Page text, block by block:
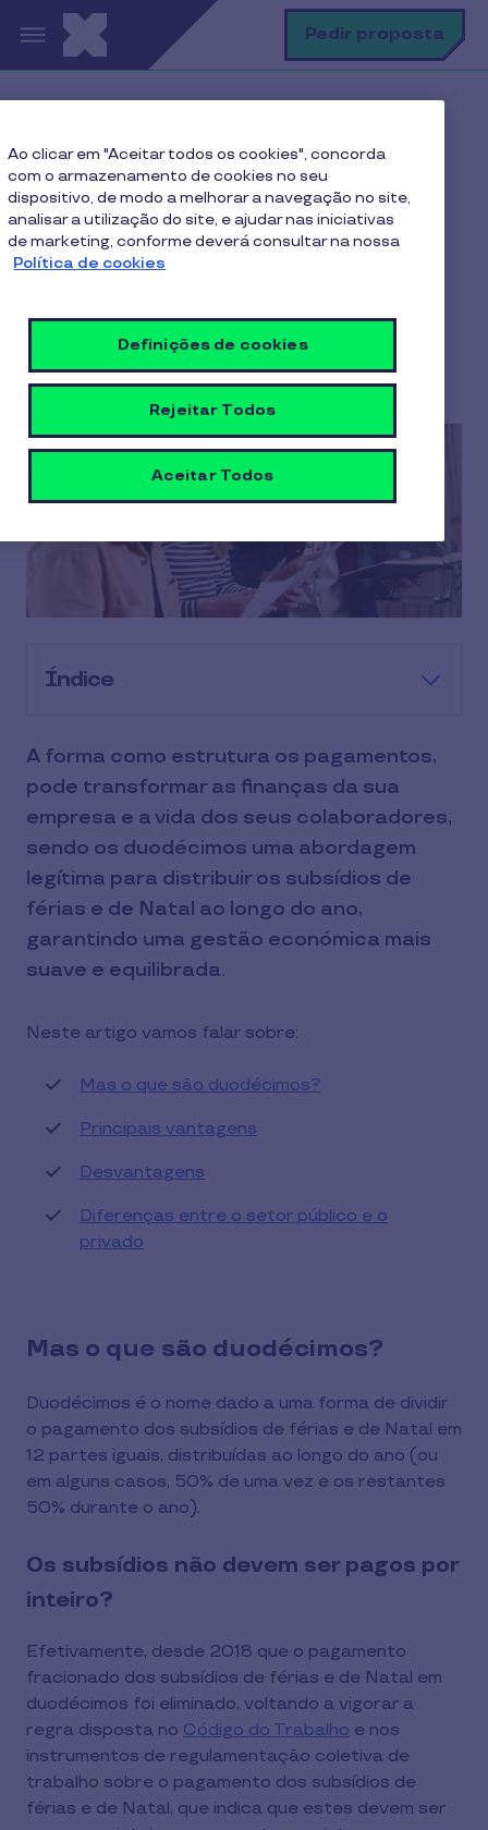
Passar para o conteúdo principalPedir proposta
Duodécimos para um ano financeiramente equilibrado
Duodécimos para um ano
equilibrado
5 min de leitura 21/08/2024
Índice
A forma como estrutura os pagamentos,
pode transformar as finanças da sua
empresa e a vida dos seus colaboradores,
sendo os duodécimos uma abordagem
legítima para distribuir os subsídios de
férias e de Natal ao longo do ano,
garantindo uma gestão económica mais
suave e equilibrada.
Neste artigo vamos falar sobre:
Mas o que são duodécimos?
Principais vantagens
Desvantagens
Diferenças entre o setor público e o
privado
Mas o que são duodécimos?
Duodécimos é o nome dado a uma forma de dividir
o pagamento dos subsídios de férias e de Natal em
12 partes iguais, distribuídas ao longo do ano (ou
em alguns casos, 50% de uma vez e os restantes
50% durante o ano).
Os subsídios não devem ser pagos por
inteiro?
Efetivamente, desde 2018 que o pagamento
fracionado dos subsídios de férias e de Natal em
duodécimos foi eliminado, voltando a vigorar a
regra disposta no Código do Trabalho e nos
instrumentos de regulamentação coletiva de
trabalho sobre o pagamento dos subsídios de
férias e de Natal, que indica que estes devem ser
Ao clicar em "Aceitar todos os cookies", concorda
com o armazenamento de cookies no seu
dispositivo, de modo a melhorar a navegação no site,
analisar a utilização do site, e ajudar nas iniciativas
de marketing, conforme deverá consultar na nossa
Política de cookies
Definições de cookies
Rejeitar Todos
Aceitar Todos